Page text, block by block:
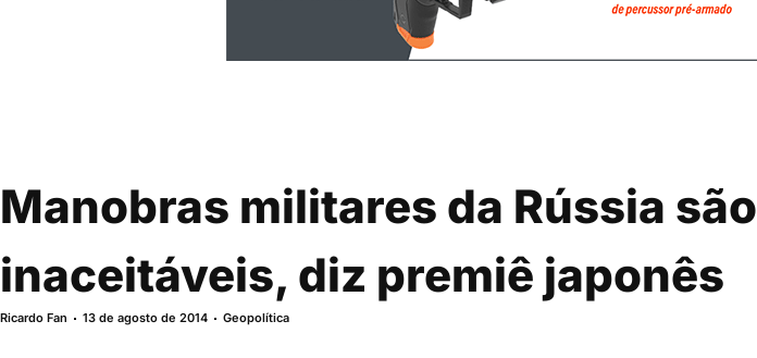
Manobras militares da Rússia são
inaceitáveis, diz premiê japonês
Ricardo Fan 13 de agosto de 2014 Geopolítica